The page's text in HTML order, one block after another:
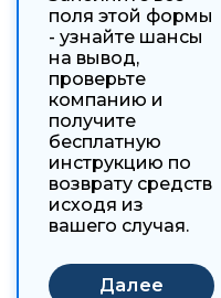
поля этой формы
- узнайте шансы
на вывод,
проверьте
компанию и
получите
бесплатную
инструкцию по
возврату средств
исходя из
вашего случая.